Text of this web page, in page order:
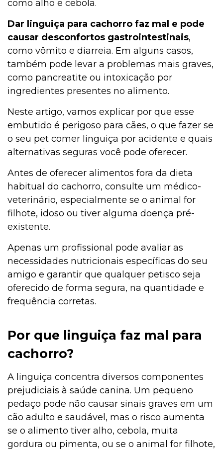
como alho e cebola.
Dar linguiça para cachorro faz mal e pode
causar desconfortos gastrointestinais,
como vômito e diarreia. Em alguns casos,
também pode levar a problemas mais graves,
como pancreatite ou intoxicação por
ingredientes presentes no alimento.
Neste artigo, vamos explicar por que esse
embutido é perigoso para cães, o que fazer se
o seu pet comer linguiça por acidente e quais
alternativas seguras você pode oferecer.
Antes de oferecer alimentos fora da dieta
habitual do cachorro, consulte um médico-
veterinário, especialmente se o animal for
filhote, idoso ou tiver alguma doença pré-
existente.
Apenas um profissional pode avaliar as
necessidades nutricionais específicas do seu
amigo e garantir que qualquer petisco seja
oferecido de forma segura, na quantidade e
frequência corretas.
Por que linguiça faz mal para
cachorro?
A linguiça concentra diversos componentes
prejudiciais à saúde canina. Um pequeno
pedaço pode não causar sinais graves em um
cão adulto e saudável, mas o risco aumenta
se o alimento tiver alho, cebola, muita
gordura ou pimenta, ou se o animal for filhote,